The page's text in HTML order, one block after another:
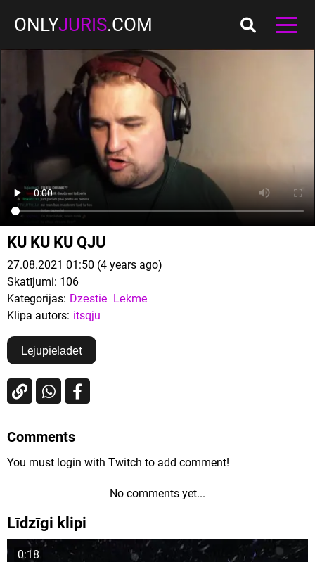
ONLYJURIS.COM
KU KU KU QJU
27.08.2021 01:50 (4 years ago)
Skatījumi: 106
Kategorijas: Dzēstie Lēkme
Klipa autors: itsqju
Lejupielādēt
Comments
You must login with Twitch to add comment!
No comments yet...
Līdzīgi klipi
0:18